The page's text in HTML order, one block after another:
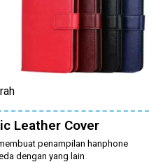
Leather Cover
penampilan hanphone
dengan yang lain